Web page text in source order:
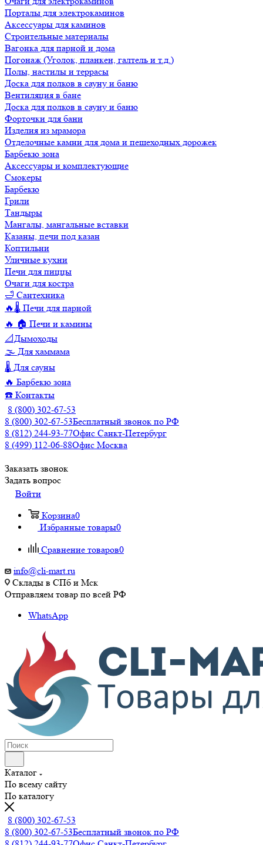
Порталы для электрокаминов
Аксессуары для каминов
Строительные материалы
Вагонка для парной и дома
Погонаж (Уголок, планкен, галтель и т.д.)
Полы, настилы и террасы
Доска для полков в сауну и баню
Вентиляция в бане
Доска для полков в сауну и баню
Форточки для бани
Изделия из мрамора
Отделочные камни для дома и пешеходных дорожек
Барбекю зона
Аксессуары и комплектующие
Смокеры
Барбекю
Грили
Тандыры
Мангалы, мангальные вставки
Казаны, печи под казан
Коптильни
Уличные кухни
Печи для пиццы
Очаги для костра
🛁 Сантехника
🔥🌡️ Печи для парной
🔥 🏠 Печи и камины
📐Дымоходы
🌫️ Для хаммама
🌡️ Для сауны
🔥 Барбекю зона
☎️ Контакты
8 (800) 302-67-53
8 (800) 302-67-53Бесплатный звонок по РФ
8 (812) 244-93-77Офис Санкт-Петербург
8 (499) 112-06-88Офис Москва
Заказать звонок
Задать вопрос
Войти
Корзина0
Избранные товары0
Сравнение товаров0
info@cli-mart.ru
Склады в СПб и Мск
Отправляем товар по всей РФ
WhatsApp
Каталог
По всему сайту
По каталогу
8 (800) 302-67-53
8 (800) 302-67-53Бесплатный звонок по РФ